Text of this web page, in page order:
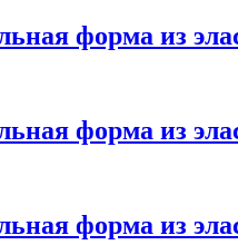
форма из
форма из
форма из